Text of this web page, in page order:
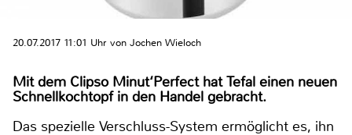
20.07.2017 11:01 Uhr von Jochen Wieloch
Mit dem Clipso Minut‘Perfect hat Tefal einen neuen
Schnellkochtopf in den Handel gebracht.
Das spezielle Verschluss-System ermöglicht es, ihn